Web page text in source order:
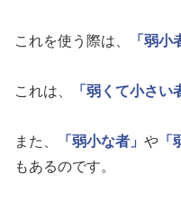
これを使う際は、 「弱小
これは、 「弱くて小さい
また、 「弱小な者」 や 「
もあるのです。